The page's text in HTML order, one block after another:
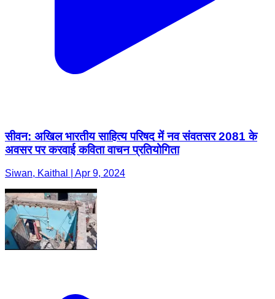
सीवन: अखिल भारतीय साहित्य परिषद में नव संवतसर 2081 के
अवसर पर करवाई कविता वाचन प्रतियोगिता
Siwan, Kaithal | Apr 9, 2024